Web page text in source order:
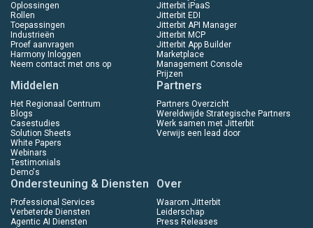
Oplossingen
Rollen
Toepassingen
Industrieën
Proef aanvragen
Harmony Inloggen
Neem contact met ons op
Jitterbit iPaaS
Jitterbit EDI
Jitterbit API Manager
Jitterbit MCP
Jitterbit App Builder
Marketplace
Management Console
Prijzen
Middelen
Het Regionaal Centrum
Blogs
Casestudies
Solution Sheets
White Papers
Webinars
Testimonials
Demo's
Partners
Partners Overzicht
Wereldwijde Strategische Partners
Werk samen met Jitterbit
Verwijs een lead door
Ondersteuning & Diensten
Professional Services
Verbeterde Diensten
Agentic AI Diensten
Over
Waarom Jitterbit
Leiderschap
Press Releases